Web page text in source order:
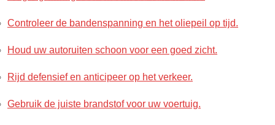
Controleer de bandenspanning en het oliepeil op tijd.
Houd uw autoruiten schoon voor een goed zicht.
Rijd defensief en anticipeer op het verkeer.
Gebruik de juiste brandstof voor uw voertuig.